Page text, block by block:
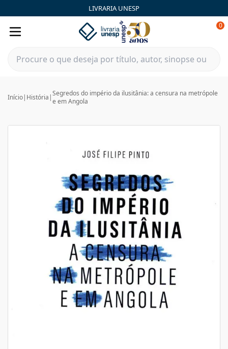
LIVRARIA UNESP
0
Início| História |Segredos do império da ilusitânia: a censura na metrópole
e em Angola